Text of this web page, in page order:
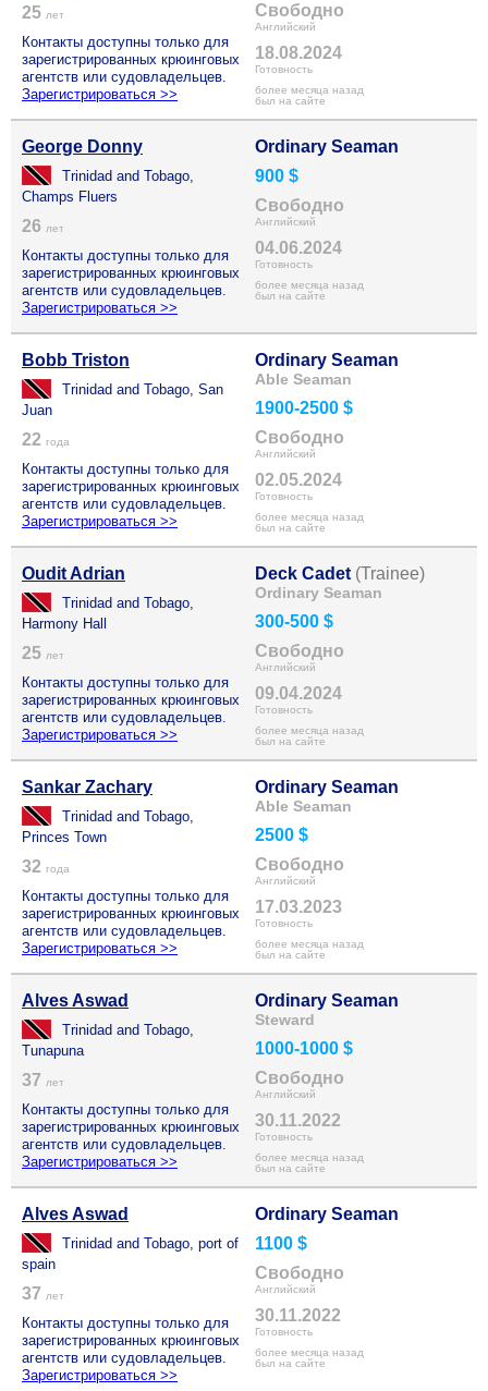
25 лет
Контакты доступны только для
зарегистрированных крюинговых
агентств или судовладельцев.
Зарегистрироваться >>
Свободно
Английский
18.08.2024
Готовность
более месяца назад
был на сайте
George Donny
Trinidad and Tobago,
Champs Fluers
26 лет
Контакты доступны только для
зарегистрированных крюинговых
агентств или судовладельцев.
Зарегистрироваться >>
Ordinary Seaman
900 $
Свободно
Английский
04.06.2024
Готовность
более месяца назад
был на сайте
Bobb Triston
Trinidad and Tobago, San
Juan
22 года
Контакты доступны только для
зарегистрированных крюинговых
агентств или судовладельцев.
Зарегистрироваться >>
Ordinary Seaman
Able Seaman
1900-2500 $
Свободно
Английский
02.05.2024
Готовность
более месяца назад
был на сайте
Oudit Adrian
Trinidad and Tobago,
Harmony Hall
25 лет
Контакты доступны только для
зарегистрированных крюинговых
агентств или судовладельцев.
Зарегистрироваться >>
Deck Cadet (Trainee)
Ordinary Seaman
300-500 $
Свободно
Английский
09.04.2024
Готовность
более месяца назад
был на сайте
Sankar Zachary
Trinidad and Tobago,
Princes Town
32 года
Контакты доступны только для
зарегистрированных крюинговых
агентств или судовладельцев.
Зарегистрироваться >>
Ordinary Seaman
Able Seaman
2500 $
Свободно
Английский
17.03.2023
Готовность
более месяца назад
был на сайте
Alves Aswad
Trinidad and Tobago,
Tunapuna
37 лет
Контакты доступны только для
зарегистрированных крюинговых
агентств или судовладельцев.
Зарегистрироваться >>
Ordinary Seaman
Steward
1000-1000 $
Свободно
Английский
30.11.2022
Готовность
более месяца назад
был на сайте
Alves Aswad
Trinidad and Tobago, port of
spain
37 лет
Контакты доступны только для
зарегистрированных крюинговых
агентств или судовладельцев.
Зарегистрироваться >>
Ordinary Seaman
1100 $
Свободно
Английский
30.11.2022
Готовность
более месяца назад
был на сайте